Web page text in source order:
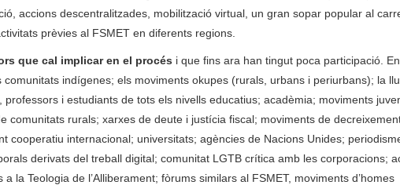
accions descentralitzades, mobilització virtual, un gran sopar popular al
prèvies al FSMET en diferents regions.
que cal implicar en el procés i que fins ara han tingut poca participació.
indígenes; els moviments okupes (rurals, urbans i periurbans); la
i estudiants de tots els nivells educatius; acadèmia; moviments
comunitats rurals; xarxes de deute i justícia fiscal; moviments de
cooperatiu internacional; universitats; agències de Nacions Unides;
derivats del treball digital; comunitat LGTB crítica amb les corporacions;
la Teologia de l’Alliberament; fòrums similars al FSMET, moviments d’homes